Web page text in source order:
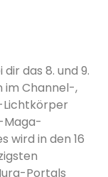
das 8. und 9.
im Channel-,
Lichtkörper
Maga-
wird in den 16
Portals